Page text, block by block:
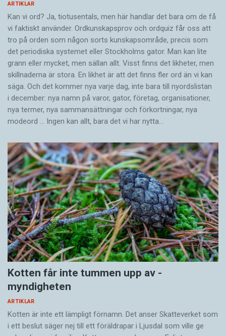
ARTIKLAR
Kan vi ord? Ja, tiotusentals, men här handlar det bara om de få
vi faktiskt använder. Ordkunskapsprov och ordquiz får oss att
tro på orden som någon sorts kunskapsområde, precis som
det periodiska systemet eller Stockholms gator. Man kan lite
grann eller mycket, men sällan allt. Visst finns det likheter, men
skillnaderna är stora. En likhet är att det finns fler ord än vi kan
säga. Och det kommer nya varje dag, inte bara till nyordslistan
i december: nya namn på varor, gator, företag, organisationer,
nya termer, nya samman­sättningar och förkortningar, nya
modeord … Ingen kan allt, bara det vi har nytta…
Kotten får inte tummen upp av ­
myndigheten
ARTIKLAR
Kotten är inte ett lämpligt förnamn. Det anser Skatte­verket som
i ett beslut säger nej till ett föräldra­par i Ljusdal som ville ge